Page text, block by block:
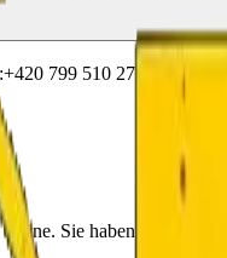
+420 799 510 277
+420 604
Sie haben 60